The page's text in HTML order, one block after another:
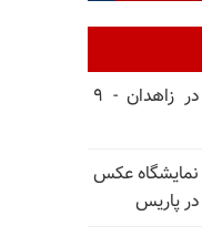
فعالیت‌های جوانان شورشگر در زاهدان - ۹
نمایشگاه عکس
پاریس